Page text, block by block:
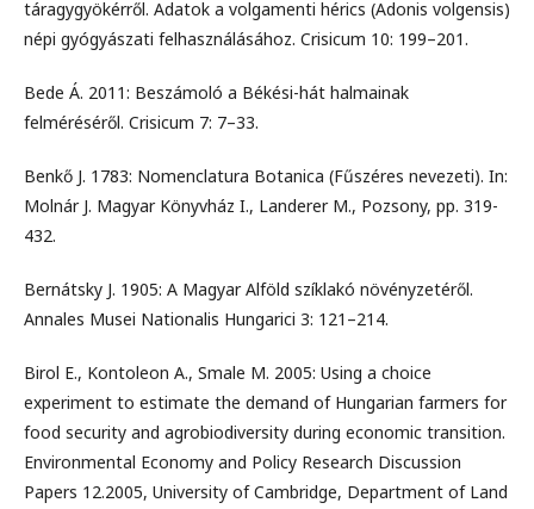
táragygyökérről. Adatok a volgamenti hérics (Adonis volgensis)
népi gyógyászati felhasználásához. Crisicum 10: 199–201.
Bede Á. 2011: Beszámoló a Békési-hát halmainak
felméréséről. Crisicum 7: 7–33.
Benkő J. 1783: Nomenclatura Botanica (Fűszéres nevezeti). In:
Molnár J. Magyar Könyvház I., Landerer M., Pozsony, pp. 319-
432.
Bernátsky J. 1905: A Magyar Alföld szíklakó növényzetéről.
Annales Musei Nationalis Hungarici 3: 121–214.
Birol E., Kontoleon A., Smale M. 2005: Using a choice
experiment to estimate the demand of Hungarian farmers for
food security and agrobiodiversity during economic transition.
Environmental Economy and Policy Research Discussion
Papers 12.2005, University of Cambridge, Department of Land